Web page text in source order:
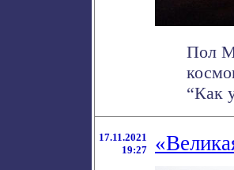
Пол
“Как
17.11.2021
19:27